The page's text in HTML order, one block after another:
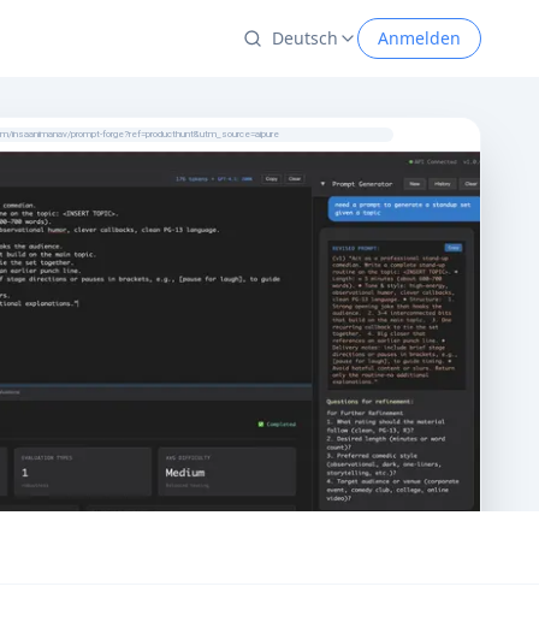
Deutsch Anmelden
insaanimanav/prompt-forge?ref=producthunt&utm_source=aipure